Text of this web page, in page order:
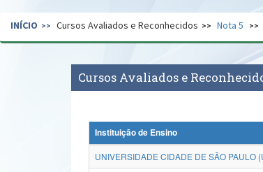
Secretaria de Governo Gabinete de
INÍCIO Cursos Avaliados e Reconhecidos Nota 5
Cursos Avaliados e
Instituição de Ensino
UNIVERSIDADE CIDADE DE SÃO PAULO